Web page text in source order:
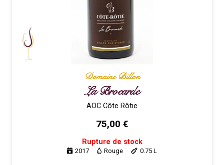
Domaine Billon
La Brocarde
AOC Côte Rôtie
75,00 €
Rupture de stock
2017 Rouge 0.75 L